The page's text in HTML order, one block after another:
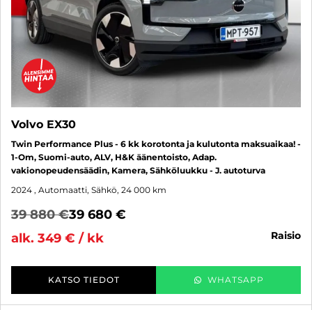
Volvo EX30
Twin Performance Plus - 6 kk korotonta ja kulutonta maksuaikaa! -
1-Om, Suomi-auto, ALV, H&K äänentoisto, Adap.
vakionopeudensäädin, Kamera, Sähköluukku - J. autoturva
2024 , Automaatti, Sähkö, 24 000 km
39 880 €39 680 €
alk. 349 € / kk
raisio
KATSO TIEDOT WHATSAPP